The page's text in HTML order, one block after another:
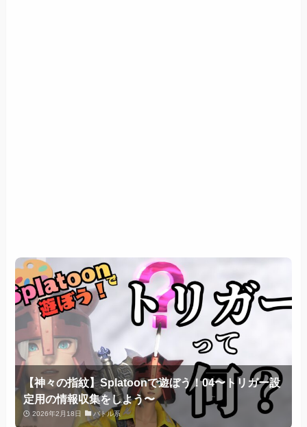
【神々の指紋】Splatoonで遊ぼう！04〜トリガー設
定用の情報収集をしよう〜
2026年2月18日 バトル系